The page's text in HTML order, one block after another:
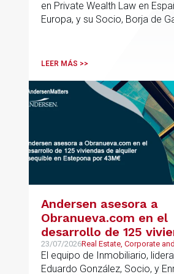
en Private Wealth Law en
Europa, y su Socio, Borja de
profesionales clave del sector.
LEER MÁS >>
Andersen asesora a
Obranueva.com en el
desarrollo de 125
de alquiler asequible
Estepona por 43M€
23/07/2026Real Estate, Corporate
Público y Regulatorio
El equipo de Inmobiliario,
Eduardo González, Socio, y